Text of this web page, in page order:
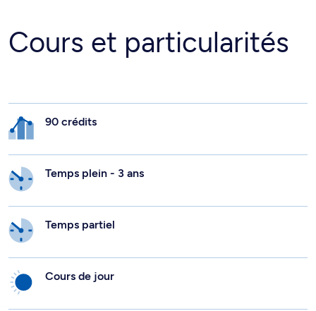
Cours et particularités
90 crédits
Temps plein - 3 ans
Temps partiel
Cours de jour